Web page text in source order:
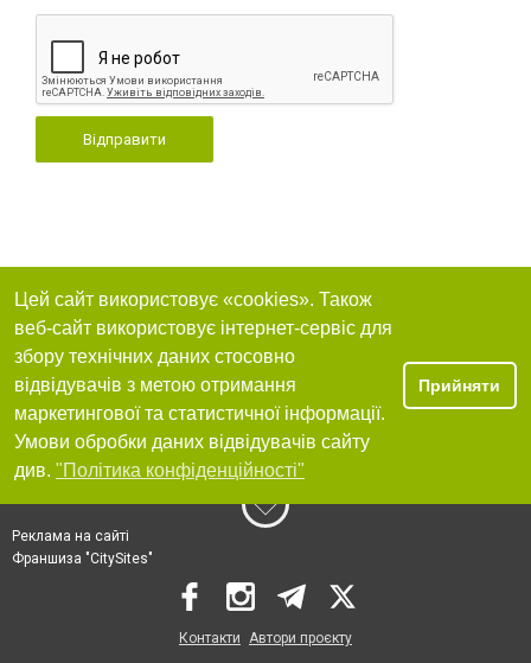
Відправити
Цей сайт використовує «cookies». Також
веб-сайт використовує інтернет-сервіс для
збору технічних даних стосовно
відвідувачів з метою отримання
маркетингової та статистичної інформації.
Умови обробки даних відвідувачів сайту
див. "Політика конфіденційності"
Прийняти
Реклама на сайті
Франшиза "CitySites"
Контакти Автори проєкту